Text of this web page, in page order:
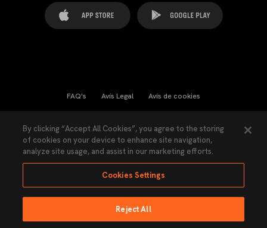
FAQ's Avís Legal Avís de cookies
Llei de Transparència Política de Privacitat
Accessibilitat
Ninguna parte de esta página puede ser reproducida sin el permiso del Valencia
By clicking “Accept All Cookies”, you agree to the storing
of cookies on your device to enhance site navigation,
analyze site usage, and assist in our marketing efforts.
Cookies Settings
Reject All